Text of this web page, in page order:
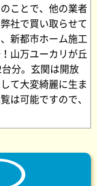
ことで、他の業者
社で買い取らせて
新都市ホーム施工
山万ユーカリが丘
分。玄関は開放
て大変綺麗に生ま
は可能ですので、